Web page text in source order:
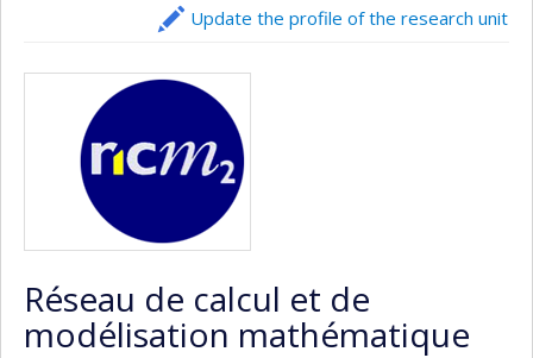
Update the profile of the research unit
Réseau de calcul et de
modélisation mathématique